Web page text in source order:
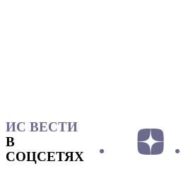
ИС ВЕСТИ
В
СОЦСЕТЯХ